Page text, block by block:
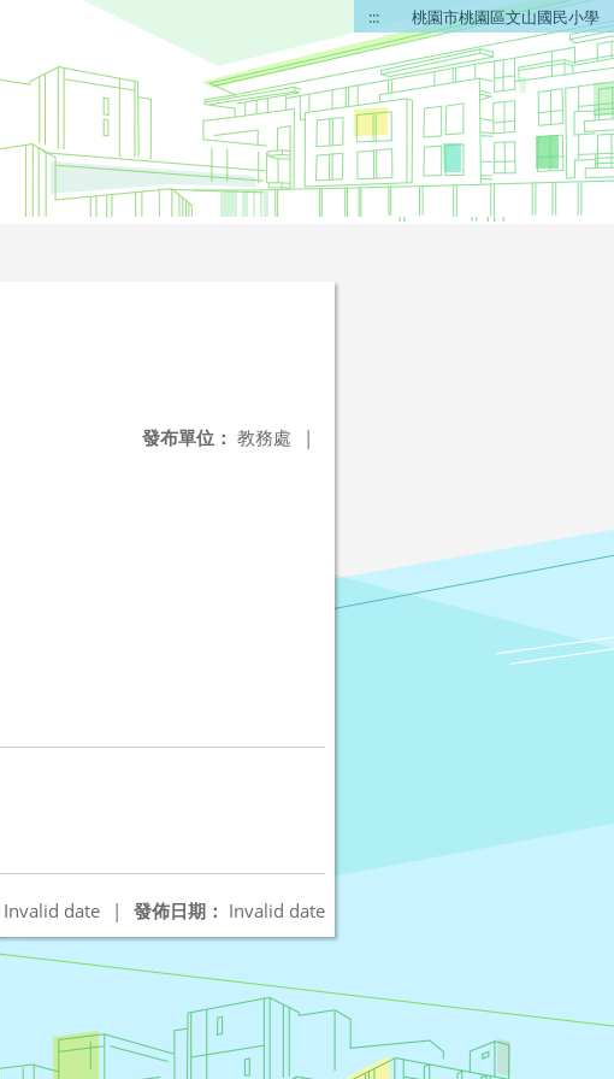
::: 桃園市桃園區文山國民小學
發布單位： 教務處 |
發佈日期： Invalid date
Invalid date |